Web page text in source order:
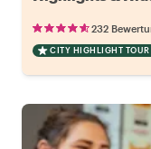
232
CITY HIGHLIGHT TOUR